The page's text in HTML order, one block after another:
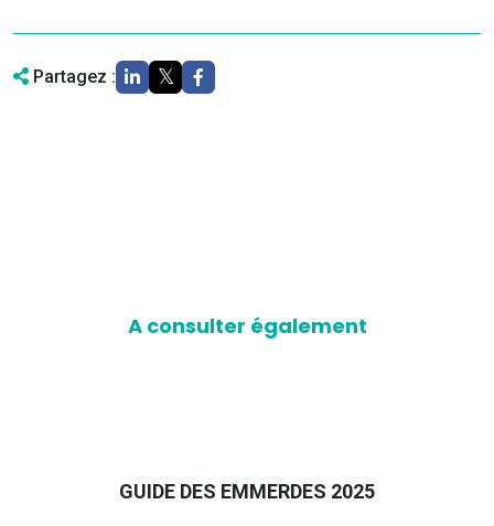
Partagez :
A consulter également
GUIDE DES EMMERDES 2025